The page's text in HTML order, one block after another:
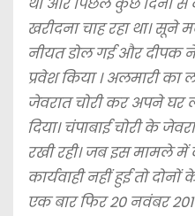
खरीदना चाह रहा था।
नीयत डोल गई और दीपक
प्रवेश किया । अलमारी का
जेवरात चोरी कर अपने घर
दिया। चंपाबाई चोरी के
रखी रही। जब इस मामले
कार्यवाही नहीं हुई तो
एक बार फिर 20 नवंबर